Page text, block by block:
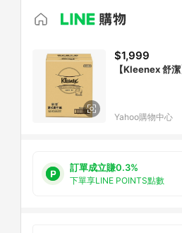
$1,999
【Kleenex 舒
Yahoo購物中心
訂單成立賺0.3%
下單享LINE POINTS點數